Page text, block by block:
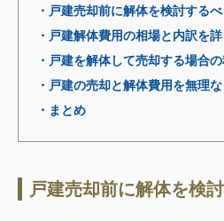
・戸建売却前に解体を検討する
・戸建解体費用の相場と内訳を
・戸建を解体して売却する場合
・戸建の売却と解体費用を無理
・まとめ
戸建売却前に解体を検